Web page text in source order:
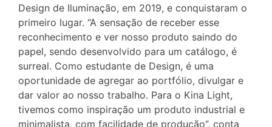
Design de Iluminação, em 2019, e conquistaram o
primeiro lugar. “A sensação de receber esse
reconhecimento e ver nosso produto saindo do
papel, sendo desenvolvido para um catálogo, é
surreal. Como estudante de Design, é uma
oportunidade de agregar ao portfólio, divulgar e
dar valor ao nosso trabalho. Para o Kina Light,
tivemos como inspiração um produto industrial e
minimalista, com facilidade de produção”, conta